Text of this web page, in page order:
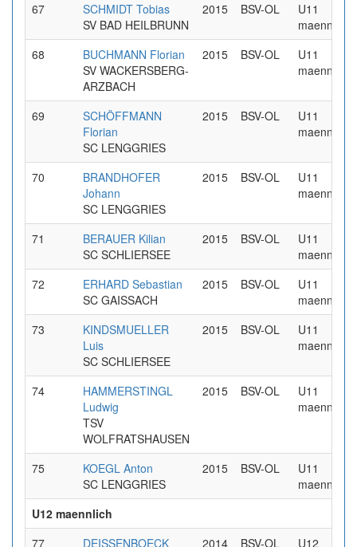
67
SCHMIDT Tobias
SV BAD HEILBRUNN
2015 BSV-OL
U11
maennlich
68
BUCHMANN Florian
SV WACKERSBERG-
ARZBACH
2015 BSV-OL
U11
maennlich
69
SCHÖFFMANN
Florian
SC LENGGRIES
2015 BSV-OL
U11
maennlich
70
BRANDHOFER
Johann
SC LENGGRIES
2015 BSV-OL
U11
maennlich
71
BERAUER Kilian
SC SCHLIERSEE
2015 BSV-OL
U11
maennlich
72
ERHARD Sebastian
SC GAISSACH
2015 BSV-OL
U11
maennlich
73
KINDSMUELLER
Luis
SC SCHLIERSEE
2015 BSV-OL
U11
maennlich
74
HAMMERSTINGL
Ludwig
TSV
WOLFRATSHAUSEN
2015 BSV-OL
U11
maennlich
75
KOEGL Anton
SC LENGGRIES
2015 BSV-OL
U11
maennlich
U12 maennlich
77
DEISSENBOECK 2014 BSV-OL U12